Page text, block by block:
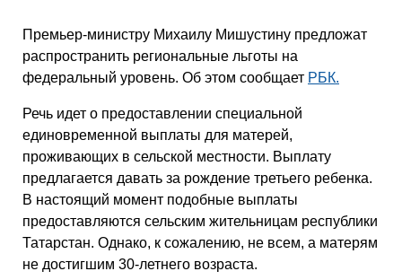
Премьер-министру Михаилу Мишустину предложат
распространить региональные льготы на
федеральный уровень. Об этом сообщает РБК.
Речь идет о предоставлении специальной
единовременной выплаты для матерей,
проживающих в сельской местности. Выплату
предлагается давать за рождение третьего ребенка.
В настоящий момент подобные выплаты
предоставляются сельским жительницам республики
Татарстан. Однако, к сожалению, не всем, а матерям
не достигшим 30-летнего возраста.